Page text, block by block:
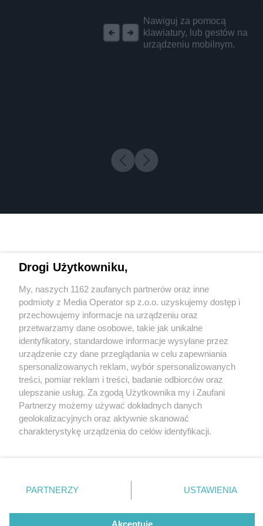
Nawiguj za pomocą
klawiatury, lub gestów na
urządzeniu mobilnym.
1 / 0
Wydawca mediów lokalnych
Nie zapomnij
zapoznać się z:
polityką prywatności regulamin korzystania z portali
Twojemiasto
Piekary Śląskie
Chorzów
Tarnowskie Góry
Gliwice
Skontakuj sięz nami
Kontakt
Wydawca
Redakcja
Drogi Użytkowniku,
My, naszych 1162 zaufanych partnerów oraz inne
podmioty z Media Operator sp z.o.o. uzyskujemy dostęp i
przechowujemy informacje na urządzeniu oraz
przetwarzamy dane osobowe, takie jak unikalne
identyfikatory, standardowe informacje wysyłane przez
urządzenie czy dane przeglądania w celu zapewniania
spersonalizowanych reklam, wybór spersonalizowanych
treści, pomiar reklam i treści, badanie odbiorców oraz
ulepszanie usług. Za zgodą Użytkownika my i Zaufani
Partnerzy możemy używać dokładnych danych
geolokalizacyjnych oraz aktywnie skanować
charakterystykę urządzenia do celów identyfikacji.
zmienić/wycofać klikając przycisk ustawień prywatności
znajdujący się w lewym dolnym rogu strony
rodzaje przetwarzania danych nie wymagają zgody
użytkownika, ale masz prawo sprzeciwić się takiemu
PARTNERZY USTAWIENIA
Akceptuję